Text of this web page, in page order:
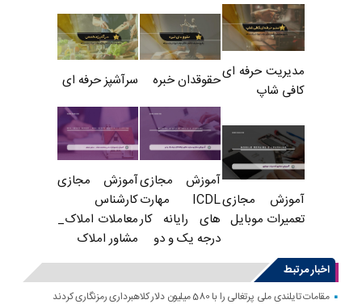
مدیریت حرفه ای
کافی شاپ
حقوقدان خبره سرآشپز حرفه ای
آموزش مجازی
تعمیرات موبایل
آموزش مجازی
ICDL مهارت
های رایانه کار
درجه یک و دو
آموزش مجازی
کارشناس
معاملات املاک_
مشاور املاک
اخبار مرتبط
مقامات تایلندی ملی پرتغالی را با 580 میلیون دلار کلاهبرداری رمزنگاری کردند